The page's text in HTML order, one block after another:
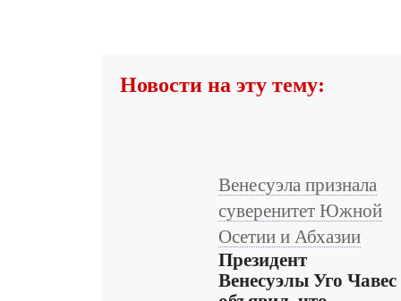
Новости на эту тему:
Венесуэла признала
суверенитет Южной
Осетии и Абхазии
Президент
Венесуэлы Уго Чавес